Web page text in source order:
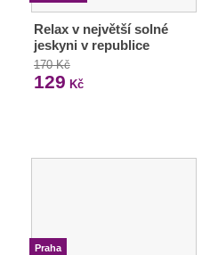
Relax v největší solné
jeskyni v republice
170 Kč
129 Kč
Praha